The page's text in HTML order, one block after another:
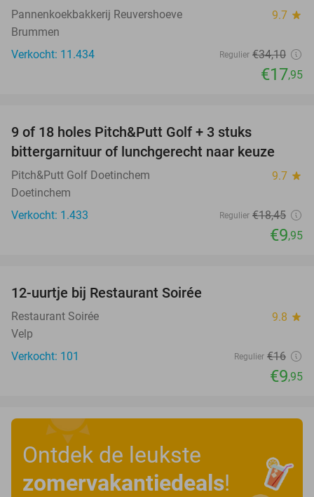
Pannenkoekbakkerij Reuvershoeve 9.7 star
Brummen
Verkocht: 11.434
Regulier €34,10
€17,95
9 of 18 holes Pitch&Putt Golf + 3 stuks
bittergarnituur of lunchgerecht naar keuze
Pitch&Putt Golf Doetinchem 9.7 star
Doetinchem
Verkocht: 1.433
Regulier €18,45
€9,95
12-uurtje bij Restaurant Soirée
Restaurant Soirée 9.8 star
Velp
Verkocht: 101
Regulier €16
€9,95
Ontdek de leukste
zomervakantiedeals!